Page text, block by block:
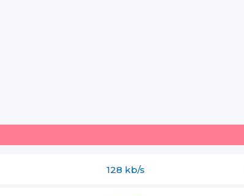
128 kb/s